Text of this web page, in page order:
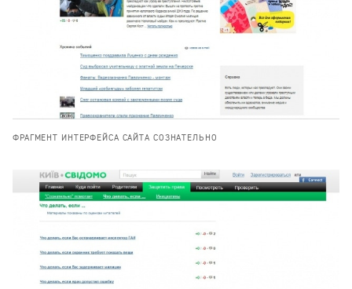
ФРАГМЕНТ ИНТЕРФЕЙСА САЙТА СОЗНАТЕЛЬНО